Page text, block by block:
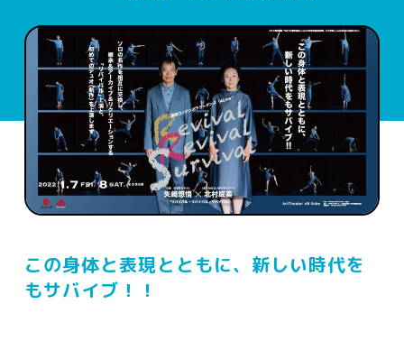
この身体と表現とともに、新しい時代を
もサバイブ！！